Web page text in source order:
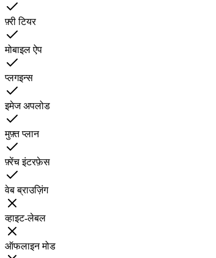
फ़्री टियर
मोबाइल ऐप
प्लगइन्स
इमेज अपलोड
मुफ़्त प्लान
फ़्रेंच इंटरफ़ेस
वेब ब्राउज़िंग
व्हाइट-लेबल
ऑफलाइन मोड